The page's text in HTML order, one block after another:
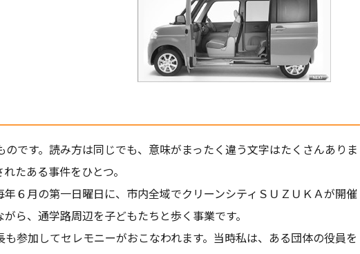
のです。読み方は同じでも、意味がまったく違う文字はたくさんありま
たある事件をひとつ。
６月の第一日曜日に、市内全域でクリーンシティＳＵＺＵＫＡが開催
ら、通学路周辺を子どもたちと歩く事業です。
参加してセレモニーがおこなわれます。当時私は、ある団体の役員を